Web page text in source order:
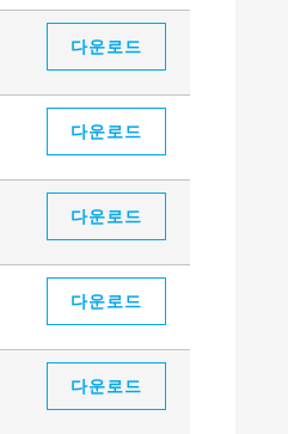
다운로드
다운로드
다운로드
다운로드
다운로드